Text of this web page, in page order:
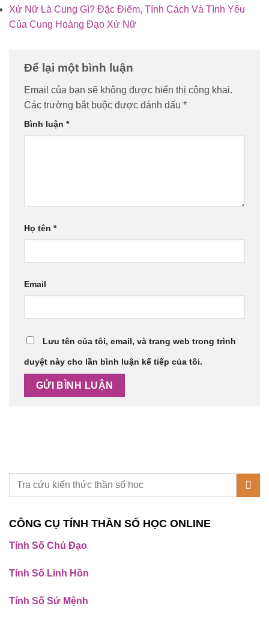
Xử Nữ Là Cung Gì? Đặc Điểm, Tính Cách Và Tình Yêu
Của Cung Hoàng Đạo Xử Nữ
Để lại một bình luận
Email của bạn sẽ không được hiển thị công khai.
Các trường bắt buộc được đánh dấu *
Bình luận *
Họ tên *
Email
Lưu tên của tôi, email, và trang web trong trình
duyệt này cho lần bình luận kế tiếp của tôi.
CÔNG CỤ TÍNH THẦN SỐ HỌC ONLINE
Tính Số Chủ Đạo
Tính Số Linh Hồn
Tính Số Sứ Mệnh